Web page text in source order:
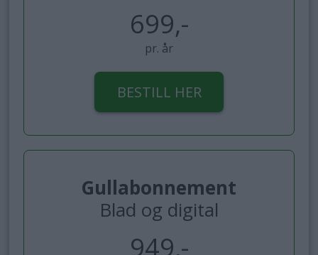
699,-
pr. år
BESTILL HER
Gullabonnement
Blad og digital
949,-